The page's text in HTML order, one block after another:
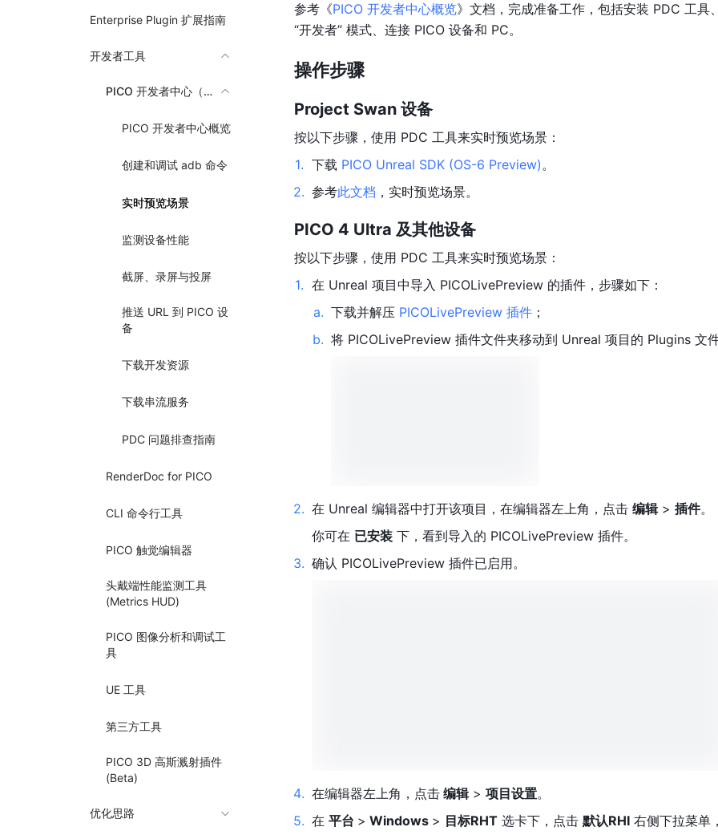
Enterprise Plugin 扩展指南
开发者工具
PICO 开发者中心（PDC）
PICO 开发者中心概览
创建和调试 adb 命令
实时预览场景
监测设备性能
截屏、录屏与投屏
推送 URL 到 PICO 设
备
下载开发资源
下载串流服务
PDC 问题排查指南
RenderDoc for PICO
CLI 命令行工具
PICO 触觉编辑器
头戴端性能监测工具
(Metrics HUD)
PICO 图像分析和调试工
具
UE 工具
第三方工具
PICO 3D 高斯溅射插件
(Beta)
优化思路
参考《PICO 开发者中心概览》文档，完成准备工作，包括安装 PDC 工具
“开发者” 模式、连接 PICO 设备和 PC。
操作步骤
Project Swan 设备
按以下步骤，使用 PDC 工具来实时预览场景：
1. 下载 PICO Unreal SDK (OS-6 Preview)。
2. 参考此文档 ，实时预览场景。
PICO 4 Ultra 及其他设备
按以下步骤，使用 PDC 工具来实时预览场景：
1. 在 Unreal 项目中导入 PICOLivePreview 的插件，步骤如下：
a. 下载并解压 PICOLivePreview 插件 ；
b. 将 PICOLivePreview 插件文件夹移动到 Unreal 项目的 Plugins 文件
2. 在 Unreal 编辑器中打开该项目，在编辑器左上角，点击 编辑 > 插件。
你可在 已安装 下，看到导入的 PICOLivePreview 插件。
3. 确认 PICOLivePreview 插件已启用。
4. 在编辑器左上角，点击 编辑 > 项目设置。
5. 在 平台 > Windows > 目标RHT 选卡下，点击 默认RHI 右侧下拉菜单